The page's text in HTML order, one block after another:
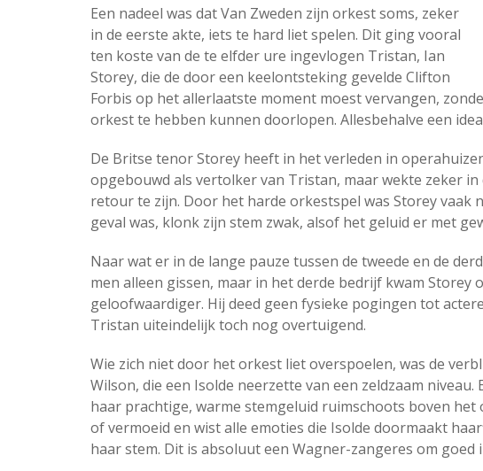
Een nadeel was dat Van Zweden zijn orkest soms, zeker
in de eerste akte, iets te hard liet spelen. Dit ging vooral
ten koste van de te elfder ure ingevlogen Tristan, Ian
Storey, die de door een keelontsteking gevelde Clifton
Forbis op het allerlaatste moment moest vervangen,
orkest te hebben kunnen doorlopen. Allesbehalve een
De Britse tenor Storey heeft in het verleden in
opgebouwd als vertolker van Tristan, maar wekte zeker
retour te zijn. Door het harde orkestspel was Storey vaak
geval was, klonk zijn stem zwak, alsof het geluid er met
Naar wat er in de lange pauze tussen de tweede en de
men alleen gissen, maar in het derde bedrijf kwam Storey
geloofwaardiger. Hij deed geen fysieke pogingen tot
Tristan uiteindelijk toch nog overtuigend.
Wie zich niet door het orkest liet overspoelen, was de
Wilson, die een Isolde neerzette van een zeldzaam
haar prachtige, warme stemgeluid ruimschoots boven
of vermoeid en wist alle emoties die Isolde doormaakt
haar stem. Dit is absoluut een Wagner-zangeres om goed